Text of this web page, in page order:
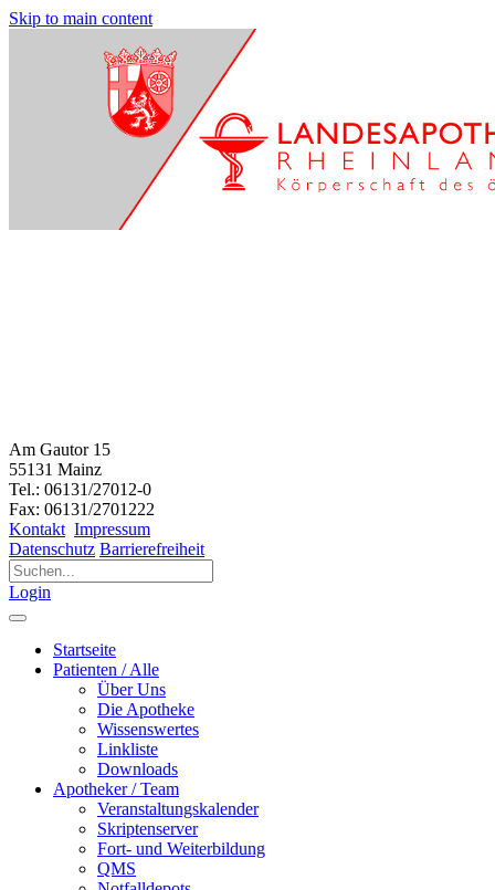
Skip to main content
Am Gautor 15
55131 Mainz
Tel.: 06131/27012-0
Fax: 06131/2701222
Kontakt Impressum
Datenschutz Barrierefreiheit
Login
Startseite
Patienten / Alle
Über Uns
Die Apotheke
Wissenswertes
Linkliste
Downloads
Apotheker / Team
Veranstaltungskalender
Skriptenserver
Fort- und Weiterbildung
QMS